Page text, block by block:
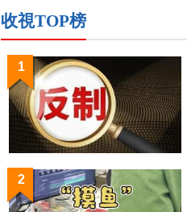
收視TOP榜
1
2